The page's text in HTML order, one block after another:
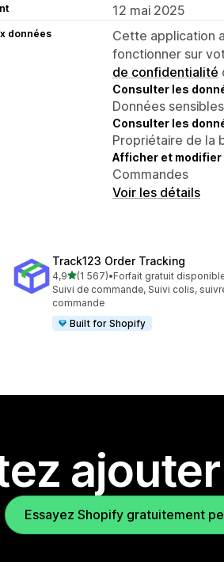
12 mai 2025
données
Cette application
fonctionner sur
de confidentialité
Consulter les
Données
Consulter les
Propriétaire de la
Afficher et modifier
Commandes
Voir les détails
Track123 Order Tracking
4,9étoile(s) sur 5
(1 567)
1567 avis au total
•Forfait gratuit
Suivi de commande, Suivi colis,
commande
Built for Shopify
Essayez Shopify gratuitement